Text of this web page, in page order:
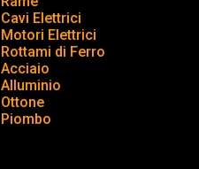
Cavi Elettrici
Motori Elettrici
Rottami di Ferro
Acciaio
Alluminio
Ottone
Piombo